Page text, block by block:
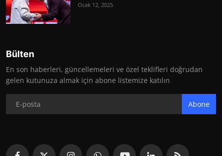
Ocak 12, 2025
Bülten
En son haberleri, güncellemeleri ve özel teklifleri doğrudan
gelen kutunuza almak için abone listemize katılın
Abone